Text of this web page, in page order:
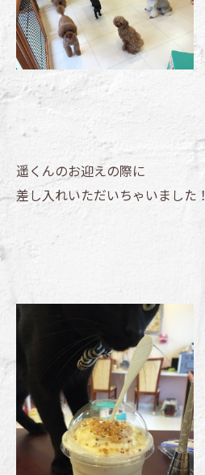
遥くんのお迎えの際に
差し入れいただいちゃいました！